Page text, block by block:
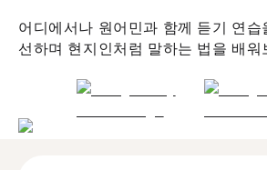
어디에서나 원어민과 함께 듣기 연습
선하며 현지인처럼 말하는 법을 배워